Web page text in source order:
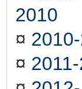
2010
¤
¤